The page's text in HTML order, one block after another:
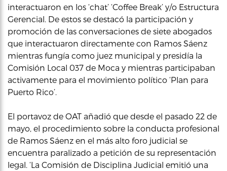
interactuaron en los ‘chat’ ‘Coffee Break’ y/o Estructura
Gerencial. De estos se destacó la participación y
promoción de las conversaciones de siete abogados
que interactuaron directamente con Ramos Sáenz
mientras fungía como juez municipal y presidía la
Comisión Local 037 de Moca y mientras participaban
activamente para el movimiento político ‘Plan para
Puerto Rico’.
El portavoz de OAT añadió que desde el pasado 22 de
mayo, el procedimiento sobre la conducta profesional
de Ramos Sáenz en el más alto foro judicial se
encuentra paralizado a petición de su representación
legal. ‘La Comisión de Disciplina Judicial emitió una